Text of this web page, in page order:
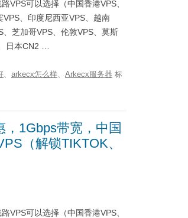
VPS可以选择（中国香港VPS、
、印度尼西亚VPS、越南
芝加哥VPS、伦敦VPS、莫斯
日本CN2 …
arkecx怎么样 Arkecx服务器 标
1Gbps带宽，中国
（解锁TIKTOK、
VPS可以选择（中国香港VPS、